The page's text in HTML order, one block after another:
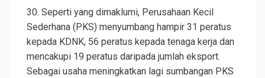
30. Seperti yang dimaklumi, Perusahaan Kecil
Sederhana (PKS) menyumbang hampir 31 peratus
kepada KDNK, 56 peratus kepada tenaga kerja dan
mencakupi 19 peratus daripada jumlah eksport.
Sebagai usaha meningkatkan lagi sumbangan PKS